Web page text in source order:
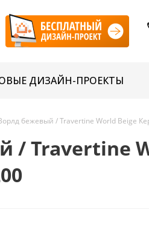
ДИЗАЙН-ПРОЕКТЫ
бежевый / Travertine World Beige
/ Travertine